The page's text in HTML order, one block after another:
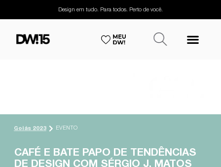
Design em tudo. Para todos. Perto de você.
Goiás 2023 EVENTO
CAFÉ E BATE PAPO DE TENDÊNCIAS